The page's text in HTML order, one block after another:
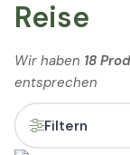
Reise
Wir haben 18
entsprechen
Filtern